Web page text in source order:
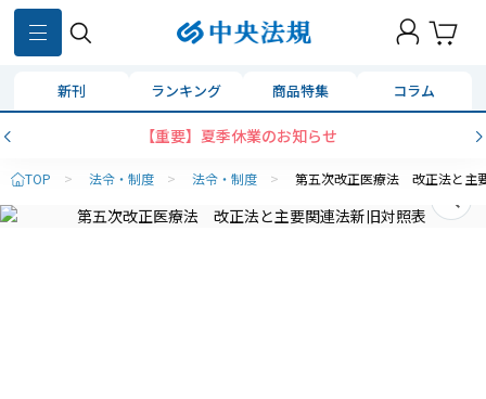
新刊 ランキング 商品特集 コラム
【重要】夏季休業のお知らせ
TOP > 法令・制度 > 法令・制度 > 第五次改正医療法 改正法と主